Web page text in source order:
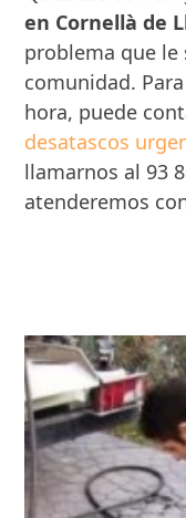
en Cornellà de
problema que le
comunidad.
hora, puede
desatascos
llamarnos al 93
atenderemos